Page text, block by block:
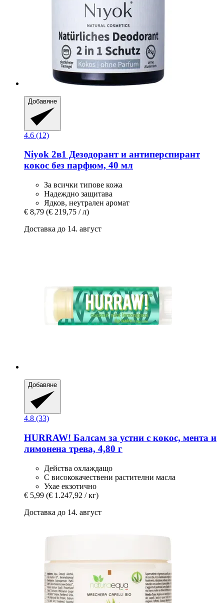
Добавяне
4.6 (12)
Niyok 2в1 Дезодорант и антиперспирант
кокос без парфюм, 40 мл
За всички типове кожа
Надеждно защитава
Ядков, неутрален аромат
€ 8,79 (€ 219,75 / л)
Доставка до 14. август
Добавяне
4.8 (33)
HURRAW! Балсам за устни с кокос, мента и
лимонена трева, 4,80 г
Действа охлаждащо
С висококачествени растителни масла
Ухае екзотично
€ 5,99 (€ 1.247,92 / кг)
Доставка до 14. август